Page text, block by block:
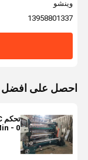
وينشو
13958801337
احصل على
0 - 200m/Min